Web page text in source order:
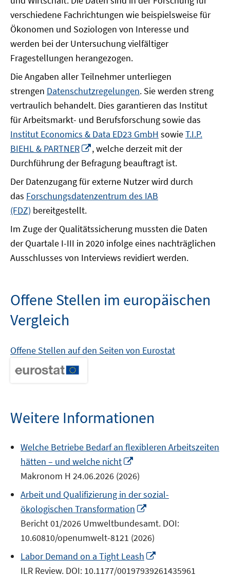
verschiedene Fachrichtungen wie beispielsweise für
Ökonomen und Soziologen von Interesse und
werden bei der Untersuchung vielfältiger
Fragestellungen herangezogen.
Die Angaben aller Teilnehmer unterliegen
strengen Datenschutzregelungen. Sie werden streng
vertraulich behandelt. Dies garantieren das Institut
für Arbeitsmarkt- und Berufsforschung sowie das
Institut Economics & Data ED23 GmbH sowieT.I.P.
BIEHL & PARTNER
In
neuem
Fenster
öffnen
, welche derzeit mit der
Durchführung der Befragung beauftragt ist.
Der Datenzugang für externe Nutzer wird durch
das Forschungsdatenzentrum des IAB
(FDZ) bereitgestellt.
Im Zuge der Qualitätssicherung mussten die Daten
der Quartale I-III in 2020 infolge eines nachträglichen
Ausschlusses von Interviews revidiert werden.
Offene Stellen im europäischen
Vergleich
Offene Stellen auf den Seiten von Eurostat
Weitere Informationen
Welche Betriebe Bedarf an flexibleren Arbeitszeiten
hätten – und welche nicht
neuem
Fenster
öffnen
Makronom H 24.06.2026 (2026)
Arbeit und Qualifizierung in der sozial-
ökologischen Transformation
neuem
Fenster
öffnen
Bericht 01/2026 Umweltbundesamt. DOI:
10.60810/openumwelt-8121 (2026)
Labor Demand on a Tight Leash
neuem
ILR Review. DOI: 10.1177/00197939261435961